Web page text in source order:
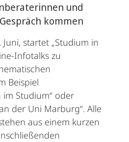
und
kommen
startet „Studium in
Infotalks zu
Beispiel
Studium“ oder
der Uni Marburg“. Alle
aus einem kurzen